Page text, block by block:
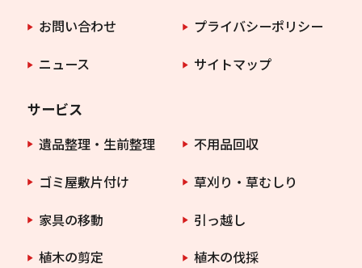
お問い合わせ
プライバシーポリシー
ニュース
サイトマップ
サービス
遺品整理・生前整理
不用品回収
ゴミ屋敷片付け
草刈り・草むしり
家具の移動
引っ越し
植木の剪定
植木の伐採